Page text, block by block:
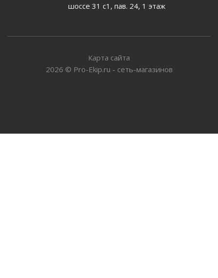
шоссе 31 с1, пав. 24, 1 этаж
Карта сайта
2026 © Pro-Ekip.ru - сеть-магазинов